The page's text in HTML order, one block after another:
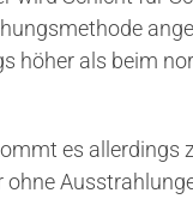
höher als beim
es allerdings